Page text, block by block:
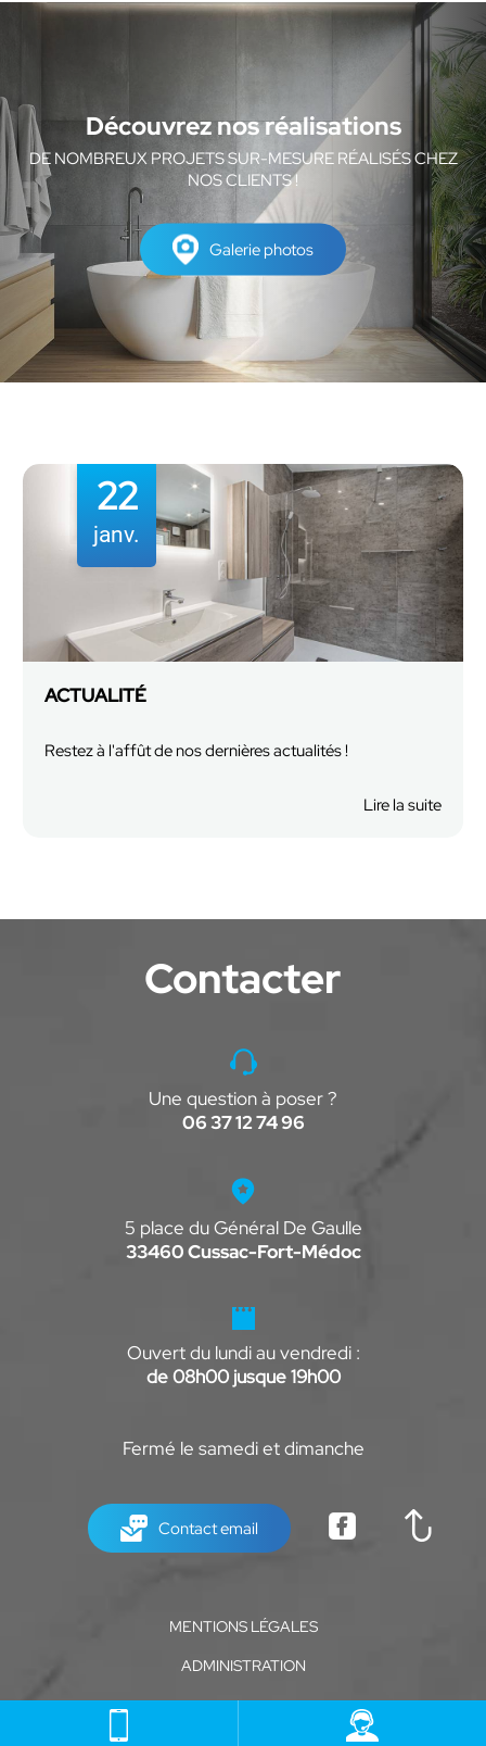
Découvrez nos réalisations
DE NOMBREUX PROJETS SUR-MESURE RÉALISÉS CHEZ
NOS CLIENTS !
Galerie photos
22
janv.
ACTUALITÉ
Restez à l'affût de nos dernières actualités !
Lire la suite
Contacter
Une question à poser ?
06 37 12 74 96
5 place du Général De Gaulle
33460 Cussac-Fort-Médoc
Ouvert du lundi au vendredi :
de 08h00 jusque 19h00
Fermé le samedi et dimanche
Contact email
MENTIONS LÉGALES
ADMINISTRATION